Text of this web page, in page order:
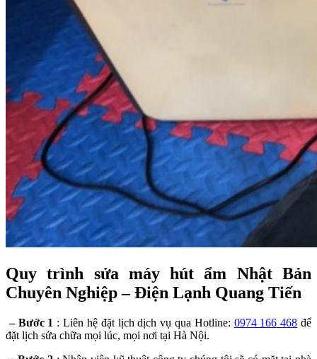
Quy trình sửa máy hút ẩm Nhật Bản
Chuyên Nghiệp – Điện Lạnh Quang Tiến
– Bước 1 : Liên hệ đặt lịch dịch vụ qua Hotline: 0974 166 468 để
đặt lịch sửa chữa mọi lúc, mọi nơi tại Hà Nội.